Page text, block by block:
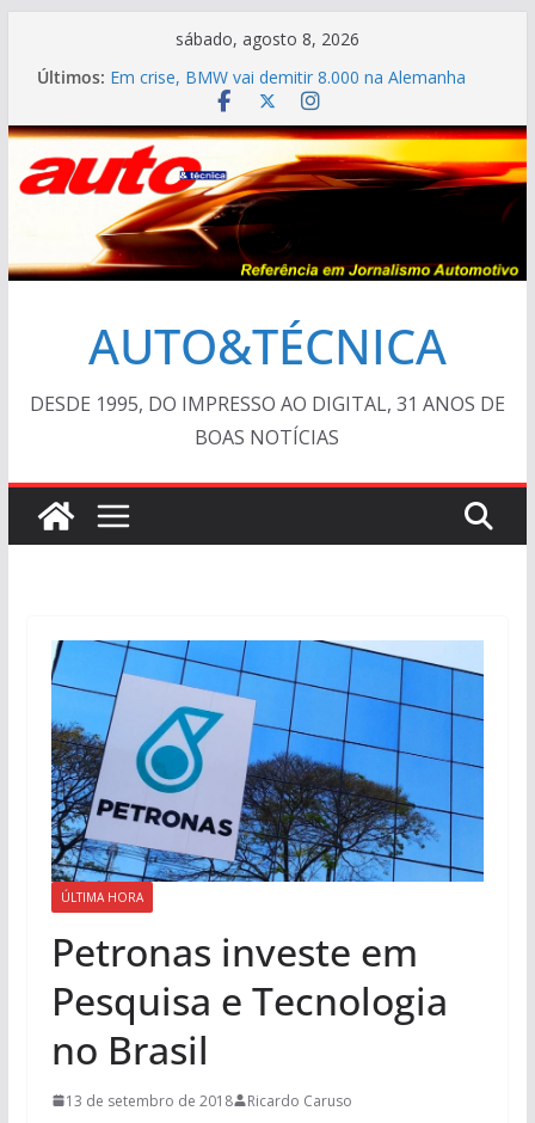
conteúdo
sábado, agosto 8, 2026
Últimos: Em crise, BMW vai demitir 8.000 na Alemanha
VÍDEO ESPECIAL: os antigos no “Poços Classic
Car 2026”
AUTO&TÉCNICA FILES #139 – Chevrolet Calibra
1993
Cristiano Ronaldo mostra sua garagem
Ferrari Luce 2026: esgotada em dois meses
AUTO&TÉCNICA
DESDE 1995, DO IMPRESSO AO DIGITAL, 31 ANOS DE
BOAS NOTÍCIAS
ÚLTIMA HORA
Petronas investe em
Pesquisa e Tecnologia
no Brasil
13 de setembro de 2018 Ricardo Caruso